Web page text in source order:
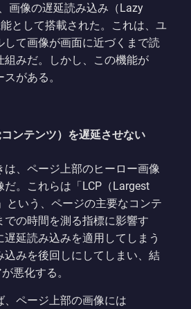
画像の遅延読み込み（Lazy
として搭載された。これは、ユ
して画像が画面に近づくまで読
組みだ。しかし、この機能が
がある。
ンテンツ）を遅延させない
は、ページ上部のヒーロー画像
。これらは「LCP（Largest
という、ページの主要なコンテ
での時間を測る指標に影響す
遅延読み込みを適用してしまう
込みを後回しにしてしまい、結
悪化する。
、ページ上部の画像には